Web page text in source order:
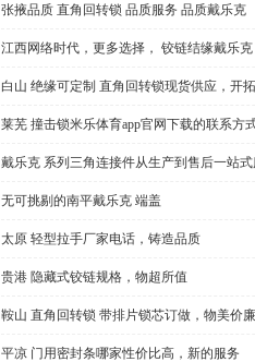
张掖品质 直角回转锁 品质服务 品质戴乐克
江西网络时代，更多选择， 铰链结缘戴乐克
白山 绝缘可定制 直角回转锁现货供应，开
莱芜 撞击锁米乐体育app官网下载的联系方
戴乐克 系列三角连接件从生产到售后一站
无可挑剔的南平戴乐克 端盖
太原 轻型拉手厂家电话，铸造品质
贵港 隐藏式铰链规格，物超所值
鞍山 直角回转锁 带排片锁芯订做，物美价廉
平凉 门用密封条哪家性价比高，新的服务